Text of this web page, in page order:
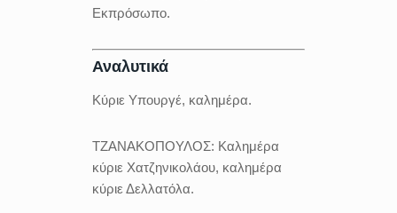
Εκπρόσωπο.
Αναλυτικά
Κύριε Υπουργέ, καλημέρα.
ΤΖΑΝΑΚΟΠΟΥΛΟΣ: Καλημέρα
κύριε Χατζηνικολάου, καλημέρα
κύριε Δελλατόλα.